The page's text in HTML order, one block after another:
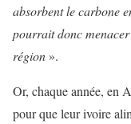
absorbent le carbone
pourrait donc
région ».
Or, chaque année, en
pour que leur ivoire